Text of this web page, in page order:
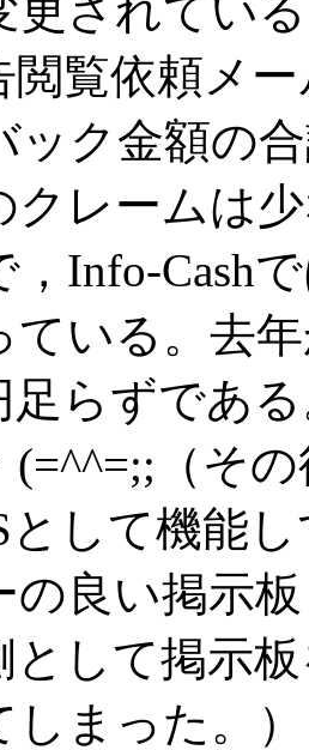
更されてい
閲覧依頼メ
ック金額の
クレームは
Info-Cash
ている。去
足らずであ
(=^^=;;（そ
として機能
の良い掲示
として掲示
まった。）